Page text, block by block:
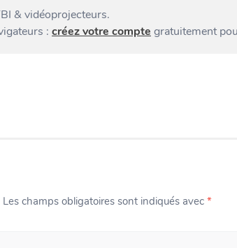
& vidéoprojecteurs.
: créez votre compte gratuitement
Les champs obligatoires sont indiqués avec *